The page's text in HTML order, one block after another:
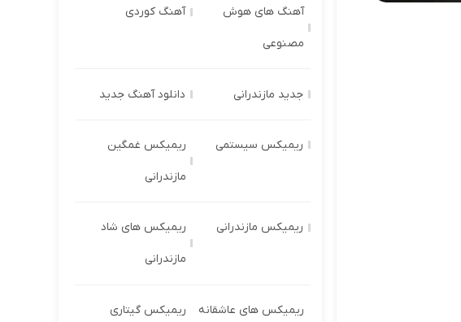
آهنگ های هوش
مصنوعی
آهنگ کوردی
جدید مازندرانی دانلود آهنگ جدید
ریمیکس سیستمی ریمیکس غمگین
مازندرانی
ریمیکس مازندرانی ریمیکس های شاد
مازندرانی
ریمیکس های عاشقانه ریمیکس گیتاری